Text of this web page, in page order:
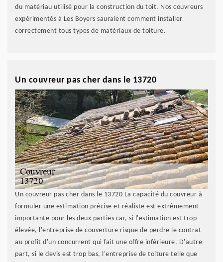
du matériau utilisé pour la construction du toit. Nos couvreurs
expérimentés à Les Boyers sauraient comment installer
correctement tous types de matériaux de toiture.
Un couvreur pas cher dans le 13720
Un couvreur pas cher dans le 13720 La capacité du couvreur à
formuler une estimation précise et réaliste est extrêmement
importante pour les deux parties car, si l'estimation est trop
élevée, l'entreprise de couverture risque de perdre le contrat
au profit d'un concurrent qui fait une offre inférieure. D'autre
part, si le devis est trop bas, l'entreprise de toiture telle que